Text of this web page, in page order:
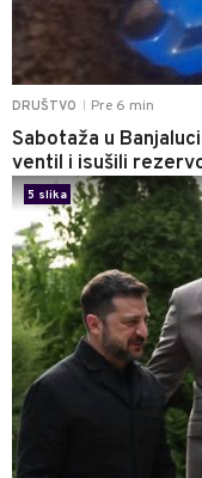
DRUŠTVO Pre 6 min
Sabotaža u
ventil i isušili
5 slika